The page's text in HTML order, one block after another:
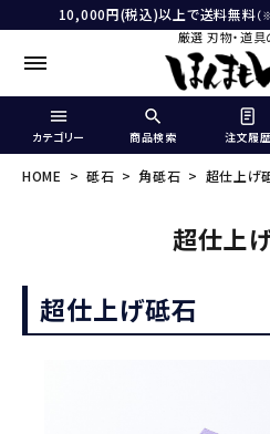
10,000円(税込)以上で送料無料
厳選 刃物・道
カテゴリー 商品検索 注文履歴
HOME 砥石 角砥石 超仕上げ
超仕上
超仕上げ砥石